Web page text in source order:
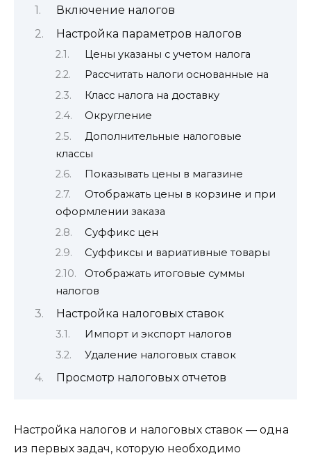
Включение налогов
Настройка параметров налогов
Цены указаны с учетом налога
Рассчитать налоги основанные на
Класс налога на доставку
Округление
Дополнительные налоговые
классы
Показывать цены в магазине
Отображать цены в корзине и при
оформлении заказа
Суффикс цен
Суффиксы и вариативные товары
Отображать итоговые суммы
налогов
Настройка налоговых ставок
Импорт и экспорт налогов
Удаление налоговых ставок
Просмотр налоговых отчетов
Настройка налогов и налоговых ставок — одна
из первых задач, которую необходимо